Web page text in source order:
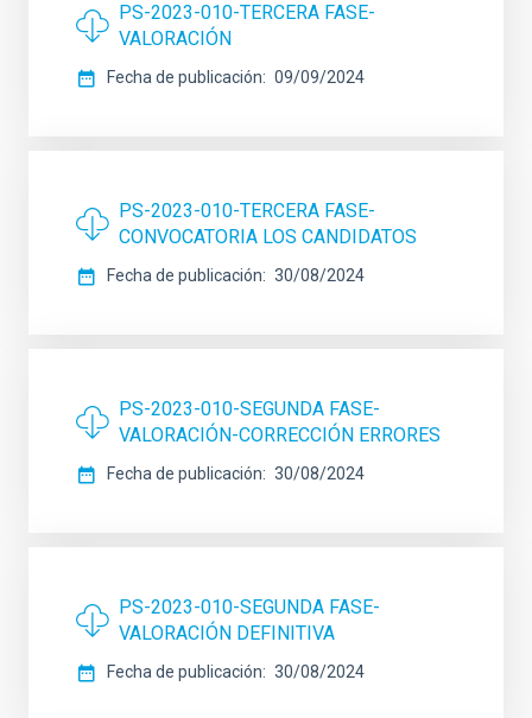
PS-2023-010-TERCERA FASE-
VALORACIÓN
Fecha de publicación 09/09/2024
PS-2023-010-TERCERA FASE-
CONVOCATORIA LOS CANDIDATOS
Fecha de publicación 30/08/2024
PS-2023-010-SEGUNDA FASE-
VALORACIÓN-CORRECCIÓN ERRORES
Fecha de publicación 30/08/2024
PS-2023-010-SEGUNDA FASE-
VALORACIÓN DEFINITIVA
Fecha de publicación 30/08/2024